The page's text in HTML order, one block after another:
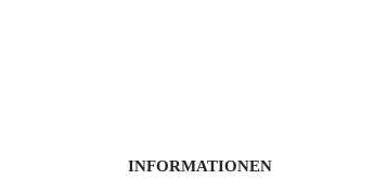
INFORMATIONEN